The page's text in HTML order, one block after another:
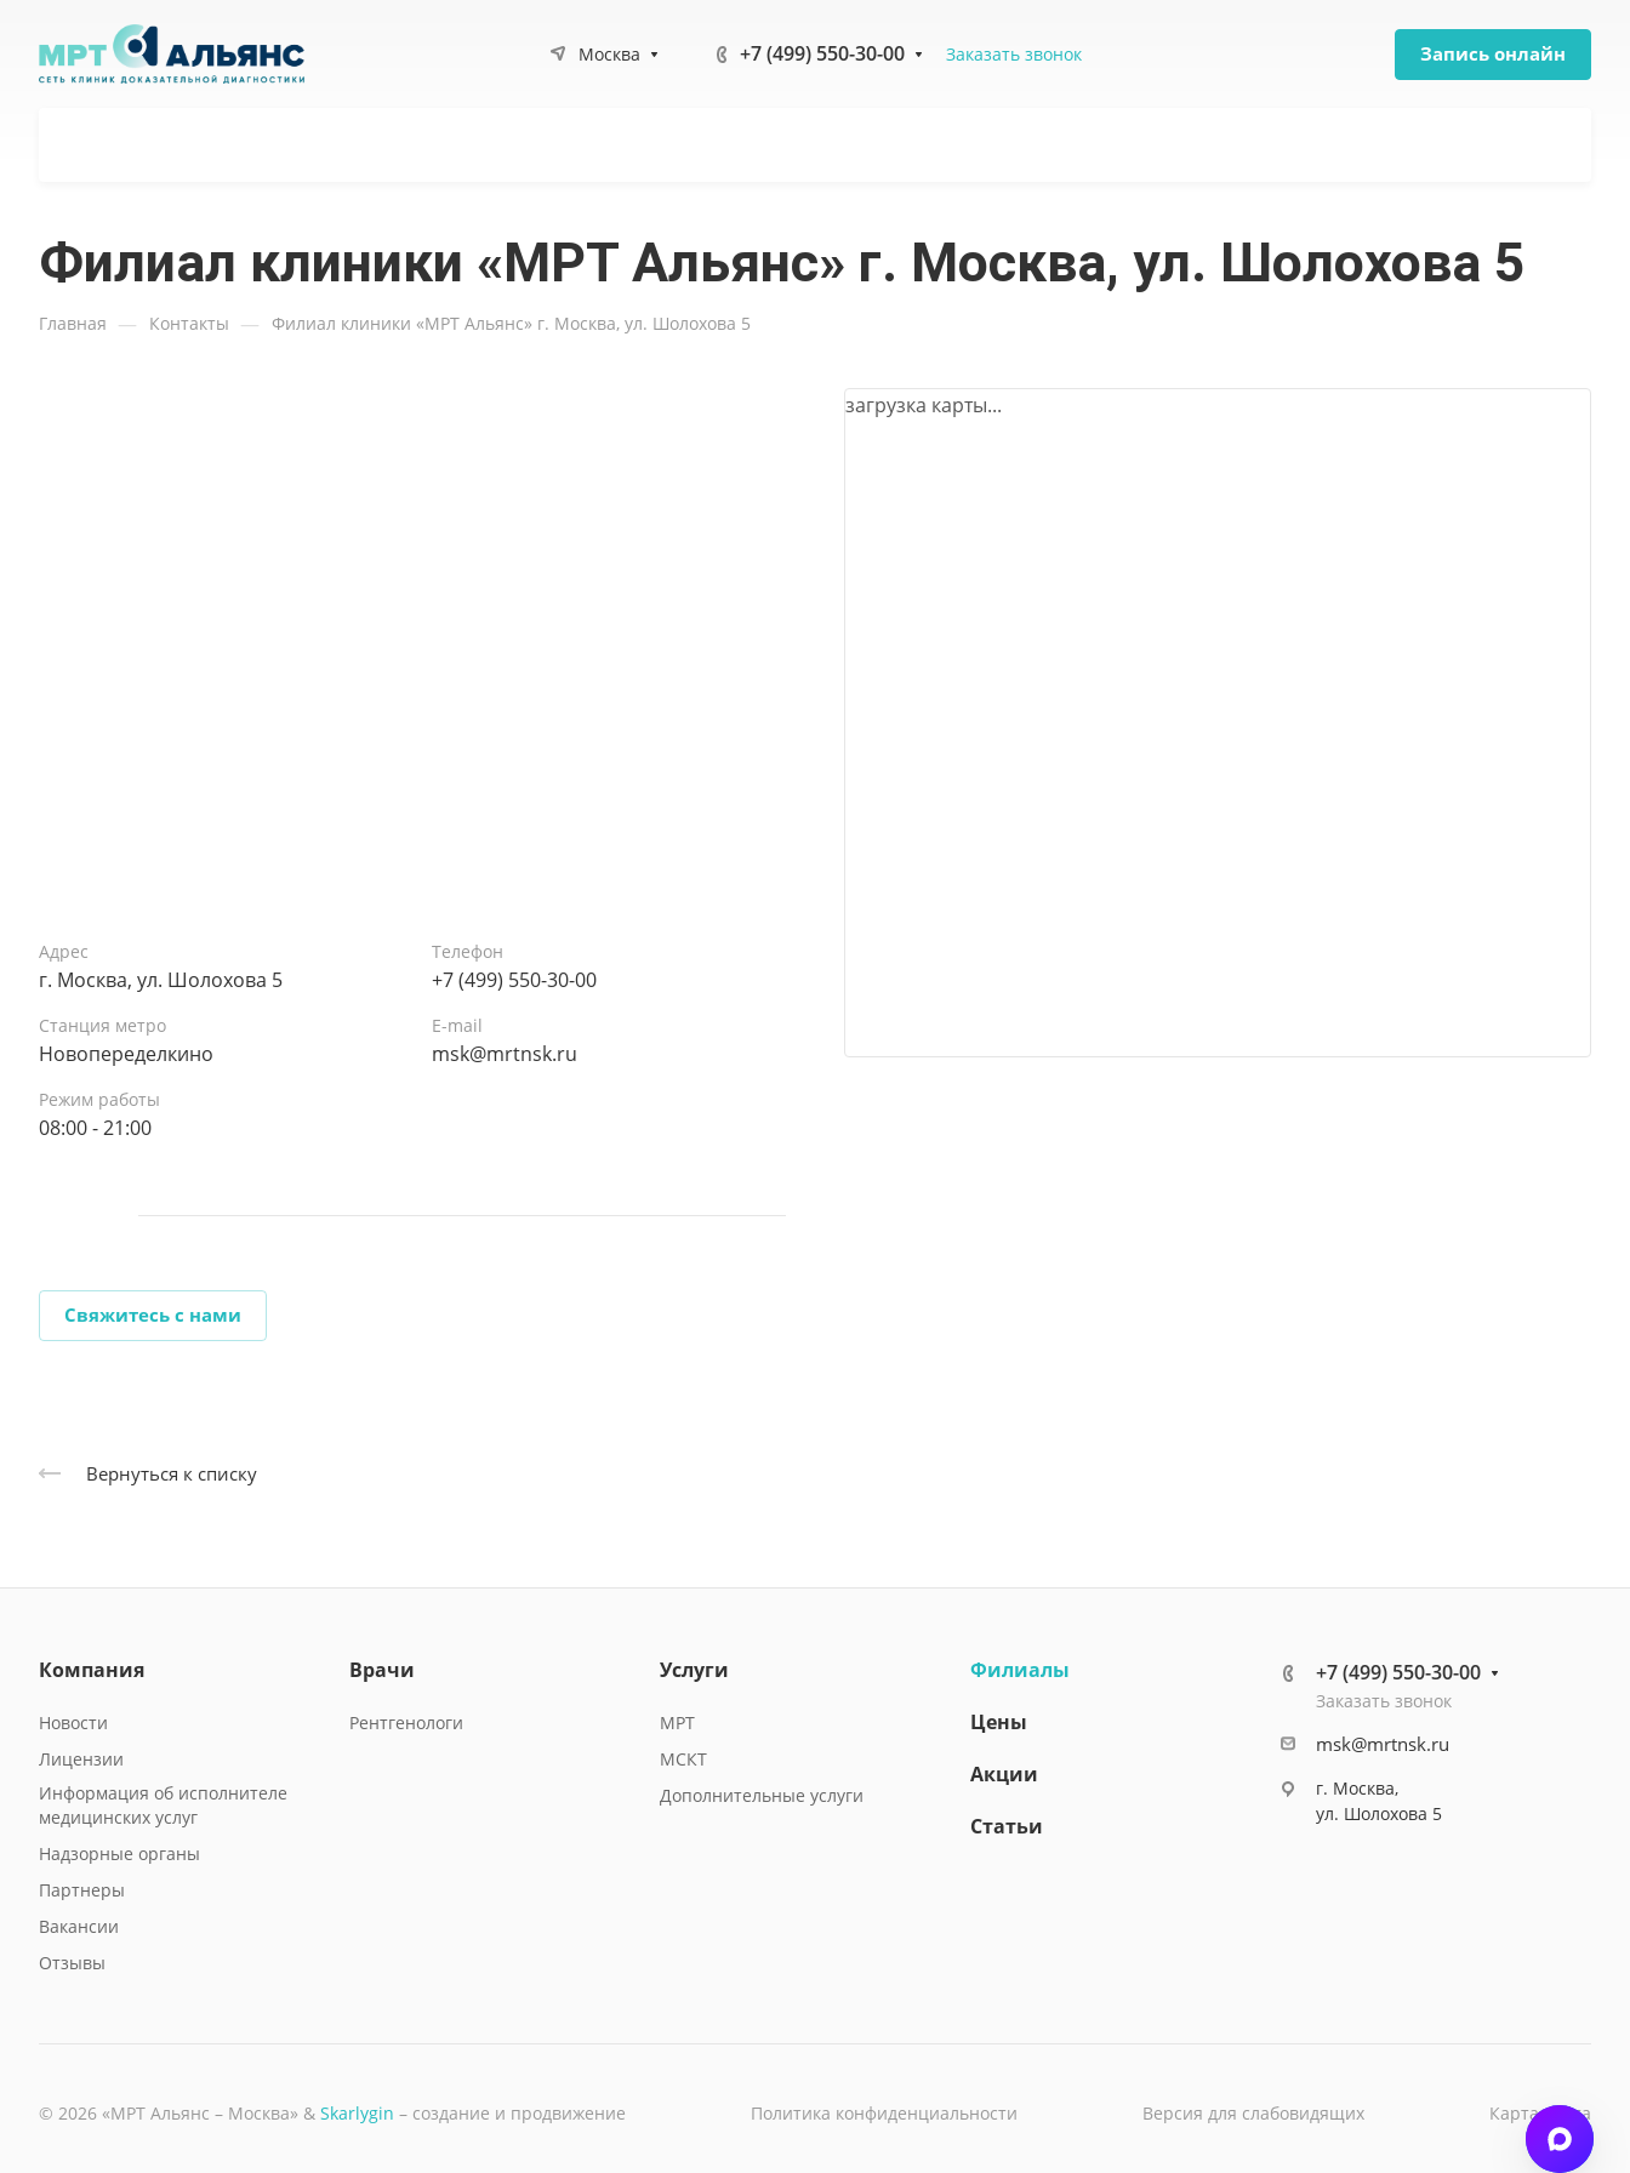
Москва +7 (499) 550-30-00 Заказать звонок Запись онлайн
Филиал клиники «МРТ Альянс» г. Москва, ул. Шолохова 5
Главная — Контакты — Филиал клиники «МРТ Альянс» г. Москва, ул. Шолохова 5
Адрес
г. Москва, ул. Шолохова 5
Станция метро
Новопеределкино
Режим работы
08:00 - 21:00
Телефон
+7 (499) 550-30-00
E-mail
msk@mrtnsk.ru
Свяжитесь с нами
загрузка карты...
Вернуться к списку
Компания
Новости
Лицензии
Информация об исполнителе
медицинских услуг
Надзорные органы
Партнеры
Вакансии
Отзывы
Врачи
Рентгенологи
Услуги
МРТ
МСКТ
Дополнительные услуги
Филиалы
Цены
Акции
Статьи
+7 (499) 550-30-00
Заказать звонок
msk@mrtnsk.ru
г. Москва,
ул. Шолохова 5
© 2026 «МРТ Альянс – Москва» & Skarlygin – создание и продвижение Политика конфиденциальности Версия для слабовидящих Карта сайта